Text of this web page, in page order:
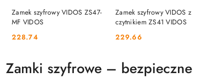
Zamek szyfrowy VIDOS ZS47-
MF VIDOS
Cena:
228.74
Zamek szyfrowy VIDOS z
czytnikiem ZS41 VIDOS
Cena:
229.66
Zamki szyfrowe – bezpieczne